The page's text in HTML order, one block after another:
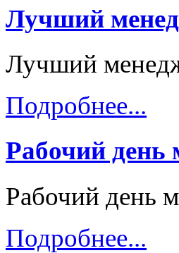
Лучший
Лучший
Подробнее...
Рабочий день
Рабочий день
Подробнее...